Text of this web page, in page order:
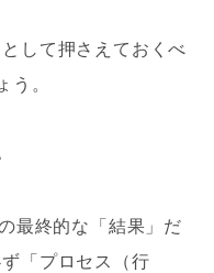
して押さえておくべ
う。
最終的な「結果」だ
「プロセス（行